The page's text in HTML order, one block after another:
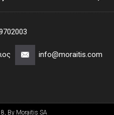
info@moraitis.com
By Moraitis SA